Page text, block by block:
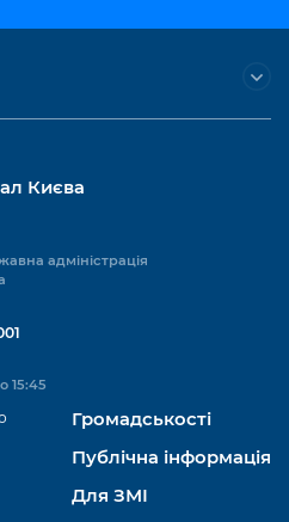
Києва
адміністрація
15:45
Громадськості
Публічна інформація
Для ЗМІ